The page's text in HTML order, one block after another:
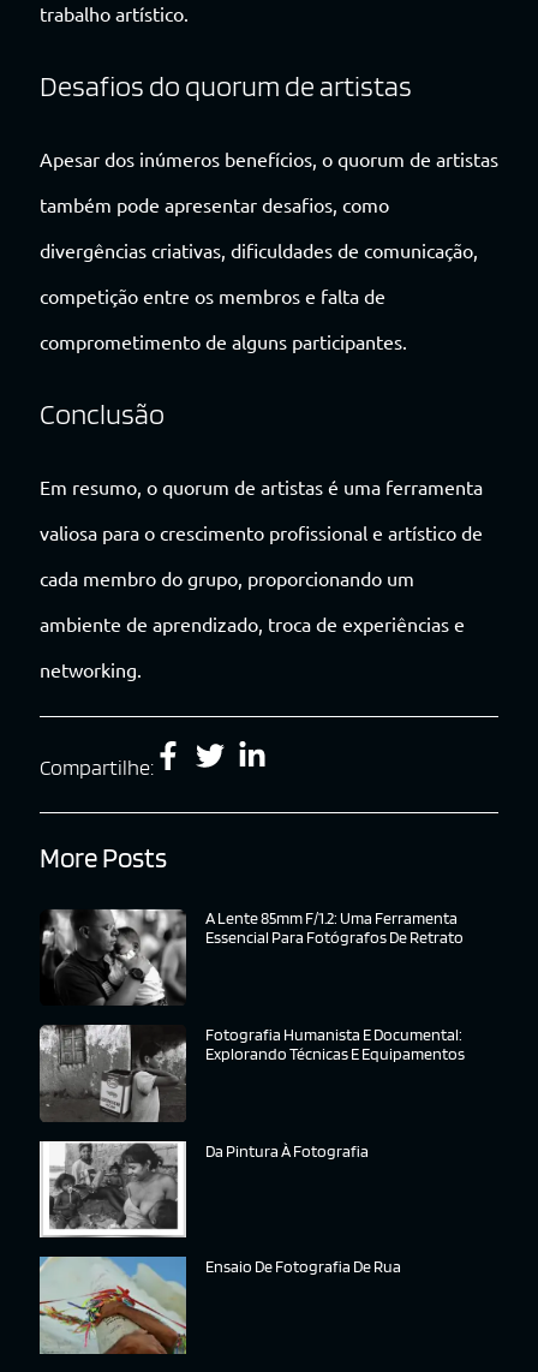
trabalho artístico.
Desafios do quorum de artistas
Apesar dos inúmeros benefícios, o quorum de artistas
também pode apresentar desafios, como
divergências criativas, dificuldades de comunicação,
competição entre os membros e falta de
comprometimento de alguns participantes.
Conclusão
Em resumo, o quorum de artistas é uma ferramenta
valiosa para o crescimento profissional e artístico de
cada membro do grupo, proporcionando um
ambiente de aprendizado, troca de experiências e
networking.
Compartilhe:
More Posts
A Lente 85mm F/1.2: Uma Ferramenta
Essencial Para Fotógrafos De Retrato
Fotografia Humanista E Documental:
Explorando Técnicas E Equipamentos
Da Pintura À Fotografia
Ensaio De Fotografia De Rua